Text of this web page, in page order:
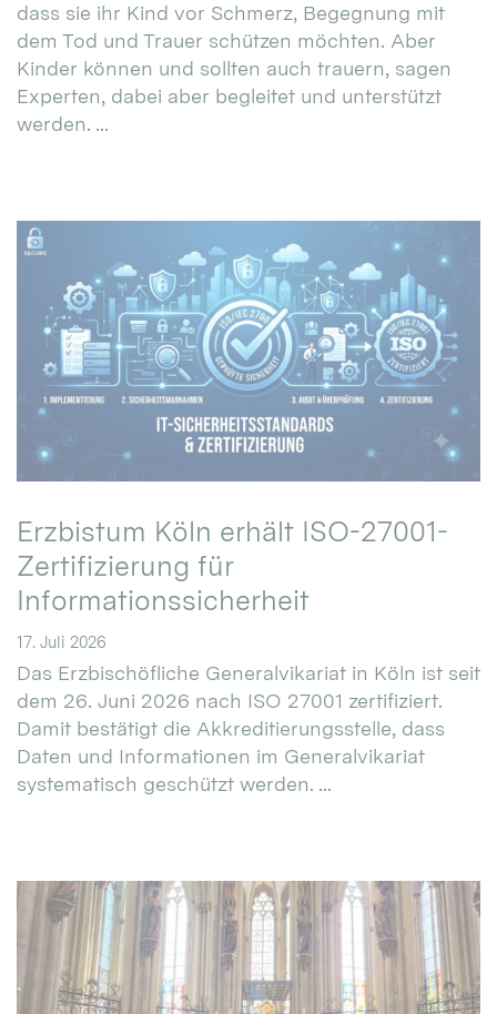
dass sie ihr Kind vor Schmerz, Begegnung mit
dem Tod und Trauer schützen möchten. Aber
Kinder können und sollten auch trauern, sagen
Experten, dabei aber begleitet und unterstützt
werden. ...
Erzbistum Köln erhält ISO-27001-
Zertifizierung für
Informationssicherheit
17. Juli 2026
Das Erzbischöfliche Generalvikariat in Köln ist seit
dem 26. Juni 2026 nach ISO 27001 zertifiziert.
Damit bestätigt die Akkreditierungsstelle, dass
Daten und Informationen im Generalvikariat
systematisch geschützt werden. ...